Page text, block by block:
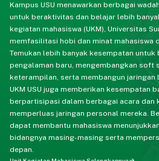
Kampus USU menawarkan berbagai
untuk beraktivitas dan belajar lebih
kegiatan mahasiswa (UKM), Universitas
memfasilitasi hobi dan minat mahasiswa
Temukan lebih banyak kesempatan
pengalaman baru, mengembangkan soft
keterampilan, serta membangun jaringan
UKM USU juga memberikan kesempatan
berpartisipasi dalam berbagai acara dan
memperluas jaringan personal mereka.
dapat membantu mahasiswa
bidangnya masing-masing serta
depan.